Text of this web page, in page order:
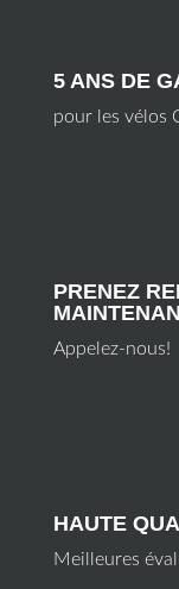
5 ANS DE
pour les vélos
PRENEZ
Appelez-nous!
HAUTE
Meilleures